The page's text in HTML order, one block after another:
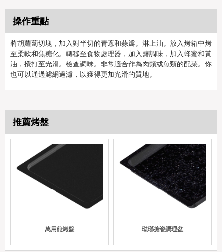
操作重點
將胡蘿蔔切塊，加入對半切的青蔥和蒜瓣。淋上油。放入烤箱中烤
至柔軟和焦糖化。轉移至食物處理器，加入鹽調味，加入蜂蜜和黃
油，攪打至光滑。檢查調味。非常適合作為肉類或魚類的配菜。你
也可以通過濾網過濾，以獲得更加光滑的質地。
推薦烤盤
萬用煎烤盤 琺瑯搪瓷調理盆